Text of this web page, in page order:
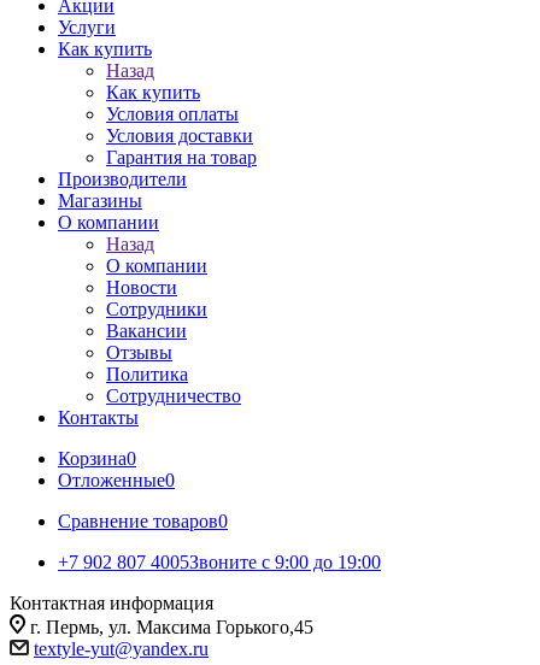
Акции
Услуги
Как купить
Назад
Как купить
Условия оплаты
Условия доставки
Гарантия на товар
Производители
Магазины
О компании
Назад
О компании
Новости
Сотрудники
Вакансии
Отзывы
Политика
Сотрудничество
Контакты
Корзина0
Отложенные0
Сравнение товаров0
+7 902 807 4005Звоните с 9:00 до 19:00
Контактная информация
г. Пермь, ул. Максима Горького,45
textyle-yut@yandex.ru